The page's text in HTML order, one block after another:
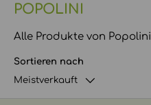
POPOLINI
Alle Produkte von Popolini
Sortieren nach
Meistverkauft